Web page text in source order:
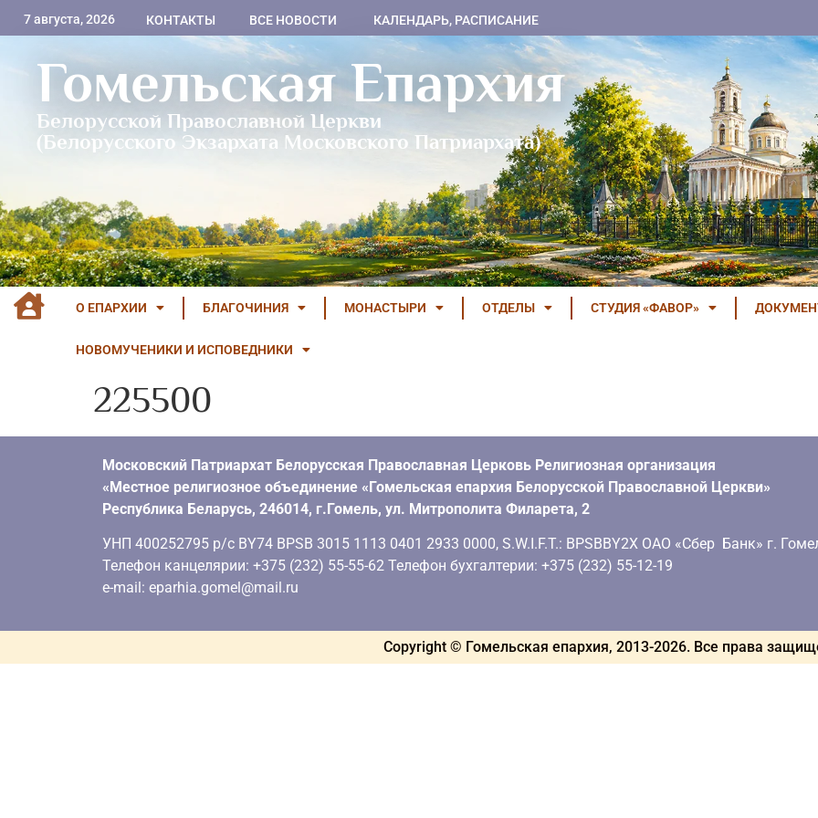
7 августа, 2026 КОНТАКТЫ ВСЕ НОВОСТИ КАЛЕНДАРЬ, РАСПИСАНИЕ
Гомельская Епархия
Белорусской Православной Церкви
(Белорусского Экзархата Московского Патриархата)
О ЕПАРХИИ БЛАГОЧИНИЯ МОНАСТЫРИ ОТДЕЛЫ СТУДИЯ «ФАВОР»
НОВОМУЧЕНИКИ И ИСПОВЕДНИКИ
225500
Московский Патриархат Белорусская Православная Церковь Религиозная организация
«Местное религиозное объединение «Гомельская епархия Белорусской Православной Церкви»
Республика Беларусь, 246014, г.Гомель, ул. Митрополита Филарета, 2
УНП 400252795 р/с BY74 BPSB 3015 1113 0401 2933 0000, S.W.I.F.T.: BPSBBY2X ОАО «Сбер Банк» г.
Телефон канцелярии: +375 (232) 55-55-62 Телефон бухгалтерии: +375 (232) 55-12-19
e-mail: eparhia.gomel@mail.ru
Copyright © Гомельская епархия, 2013-2026. Все права